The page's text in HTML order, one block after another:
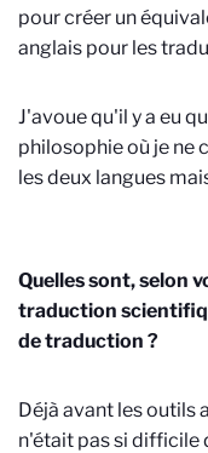
pour créer un
anglais pour les
J'avoue qu'il y a eu
philosophie où je ne
les deux langues
Quelles sont, selon
traduction
de traduction ?
Déjà avant les outils
n'était pas si difficile